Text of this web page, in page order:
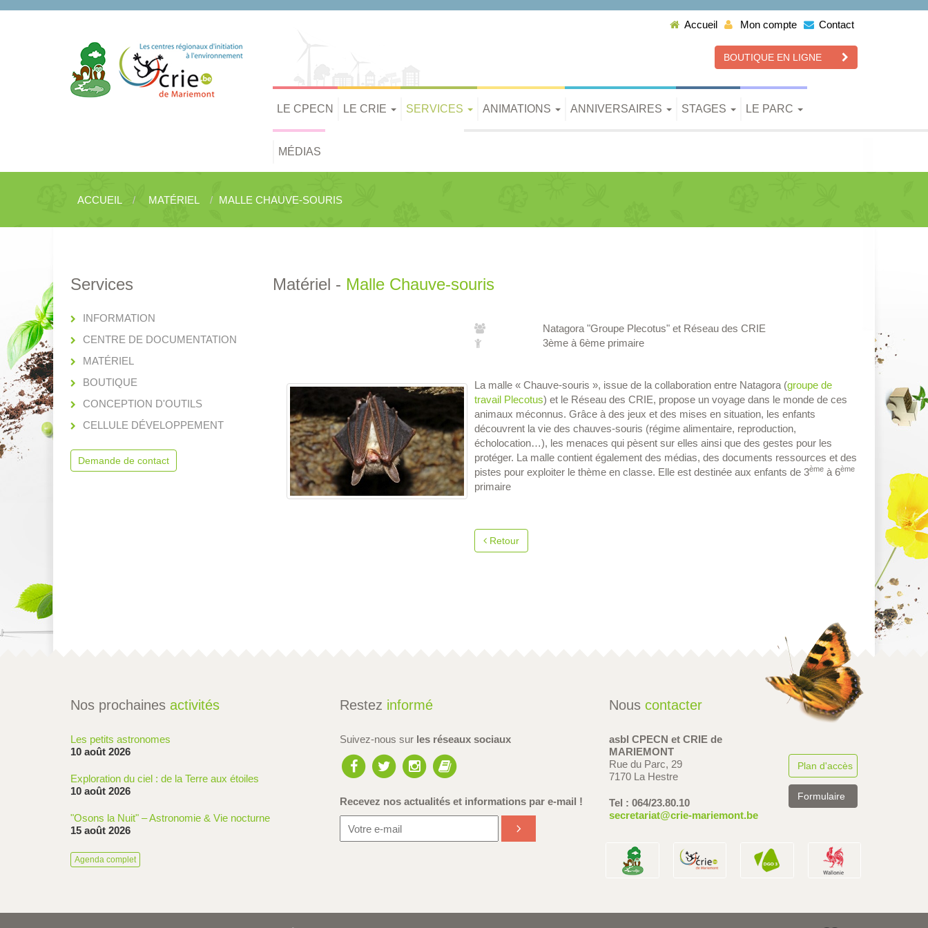
Accueil Mon compte Contact
BOUTIQUE EN LIGNE
LE CPECN LE CRIE SERVICES ANIMATIONS ANNIVERSAIRES STAGES LE PARC
MÉDIAS
ACCUEIL MATÉRIEL MALLE CHAUVE-SOURIS
Services
INFORMATION
CENTRE DE DOCUMENTATION
MATÉRIEL
BOUTIQUE
CONCEPTION D'OUTILS
CELLULE DÉVELOPPEMENT
Demande de contact
Matériel - Malle Chauve-souris
Natagora "Groupe Plecotus" et Réseau des CRIE
3ème à 6ème primaire
La malle « Chauve-souris », issue de la collaboration entre Natagora (groupe de
travail Plecotus) et le Réseau des CRIE, propose un voyage dans le monde de ces
animaux méconnus. Grâce à des jeux et des mises en situation, les enfants
découvrent la vie des chauves-souris (régime alimentaire, reproduction,
écholocation…), les menaces qui pèsent sur elles ainsi que des gestes pour les
protéger. La malle contient également des médias, des documents ressources et des
pistes pour exploiter le thème en classe. Elle est destinée aux enfants de 3èmeà 6ème
primaire
Retour
Nos prochaines activités
Les petits astronomes
10 août 2026
Exploration du ciel : de la Terre aux étoiles
10 août 2026
"Osons la Nuit" – Astronomie & Vie nocturne
15 août 2026
Agenda complet
Restez informé
Suivez-nous sur les réseaux sociaux
Recevez nos actualités et informations par e-mail !
Nous contacter
asbl CPECN et CRIE de
MARIEMONT
Rue du Parc, 29
7170 La Hestre
Tel : 064/23.80.10
secretariat@crie-mariemont.be
Plan d'accès
Formulaire